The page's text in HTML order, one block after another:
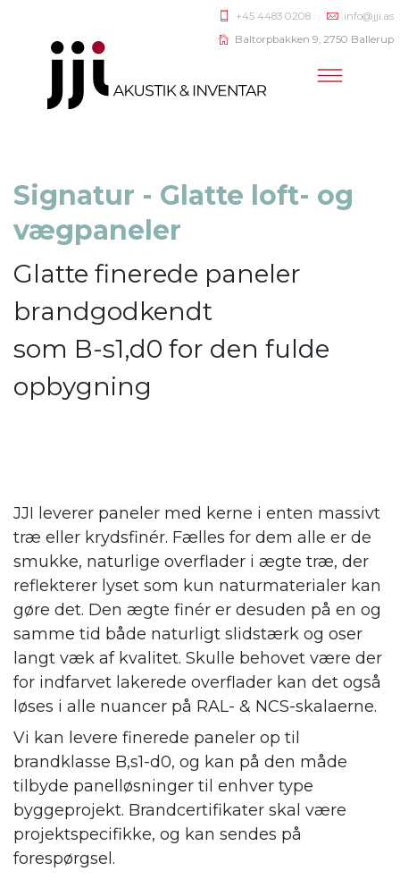
+45 4483 0208
info@jji.as
Baltorpbakken 9, 2750 Ballerup
Signatur - Glatte loft- og
vægpaneler
Glatte finerede paneler
brandgodkendt
som B-s1,d0 for den fulde
opbygning
JJI leverer paneler med kerne i enten massivt
træ eller krydsfinér. Fælles for dem alle er de
smukke, naturlige overflader i ægte træ, der
reflekterer lyset som kun naturmaterialer kan
gøre det. Den ægte finér er desuden på en og
samme tid både naturligt slidstærk og oser
langt væk af kvalitet. Skulle behovet være der
for indfarvet lakerede overflader kan det også
løses i alle nuancer på RAL- & NCS-skalaerne.
Vi kan levere finerede paneler op til
brandklasse B,s1-d0, og kan på den måde
tilbyde panelløsninger til enhver type
byggeprojekt. Brandcertifikater skal være
projektspecifikke, og kan sendes på
forespørgsel.